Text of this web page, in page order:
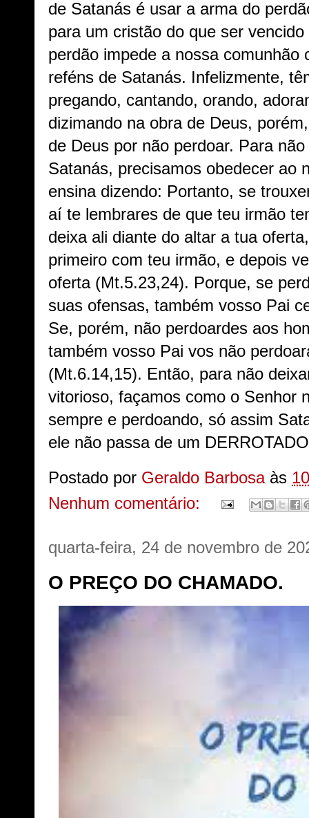
de Satanás é usar a arma do
para um cristão do que ser
perdão impede a nossa comunhão
reféns de Satanás. Infelizmente,
pregando, cantando, orando,
dizimando na obra de Deus,
de Deus por não perdoar. Para
Satanás, precisamos obedecer ao
ensina dizendo: Portanto, se
aí te lembrares de que teu irmão
deixa ali diante do altar a tua
primeiro com teu irmão, e depois
oferta (Mt.5.23,24). Porque, se
suas ofensas, também vosso Pai
Se, porém, não perdoardes aos
também vosso Pai vos não
(Mt.6.14,15). Então, para não
vitorioso, façamos como o Senhor
sempre e perdoando, só assim
ele não passa de um
Postado por Geraldo Barbosa às
Nenhum comentário:
quarta-feira, 24 de novembro de
O PREÇO DO CHAMADO.